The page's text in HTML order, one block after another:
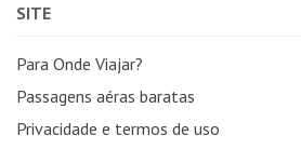
SITE
Para Onde Viajar?
Passagens aéras baratas
Privacidade e termos de uso